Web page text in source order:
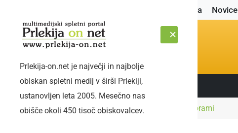
Naslovnica Novice
SOBOTA, 8. AVGUST 2026 Sledite nam:
Prlekija-on.net je največji in najbolje
obiskan spletni medij v širši Prlekiji,
ustanovljen leta 2005. Mesečno nas
obišče okoli 450 tisoč obiskovalcev.
Naslovnica ŠportLjutomer remiziral s Štorami